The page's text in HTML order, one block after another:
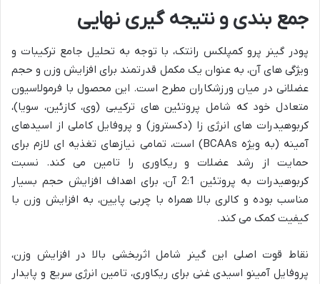
جمع بندی و نتیجه گیری نهایی
پودر گینر پرو کمپلکس رانتک، با توجه به تحلیل جامع ترکیبات و
ویژگی های آن، به عنوان یک مکمل قدرتمند برای افزایش وزن و حجم
عضلانی در میان ورزشکاران مطرح است. این محصول با فرمولاسیون
متعادل خود که شامل پروتئین های ترکیبی (وی، کازئین، سویا)،
کربوهیدرات های انرژی زا (دکستروز) و پروفایل کاملی از اسیدهای
آمینه (به ویژه BCAAs) است، تمامی نیازهای تغذیه ای لازم برای
حمایت از رشد عضلات و ریکاوری را تامین می کند. نسبت
کربوهیدرات به پروتئین 2:1 آن، برای اهداف افزایش حجم بسیار
مناسب بوده و کالری بالا همراه با چربی پایین، به افزایش وزن با
کیفیت کمک می کند.
نقاط قوت اصلی این گینر شامل اثربخشی بالا در افزایش وزن،
پروفایل آمینو اسیدی غنی برای ریکاوری، تامین انرژی سریع و پایدار